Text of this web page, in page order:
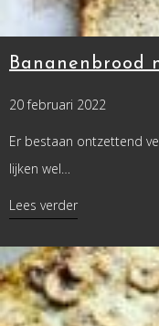
Bananenbrood
20 februari 2022
Er bestaan ontzettend
lijken wel…
Lees verderabout